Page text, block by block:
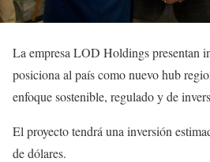
La empresa LOD Holdings presentan
posiciona al país como nuevo hub
enfoque sostenible, regulado y de
El proyecto tendrá una inversión
de dólares.